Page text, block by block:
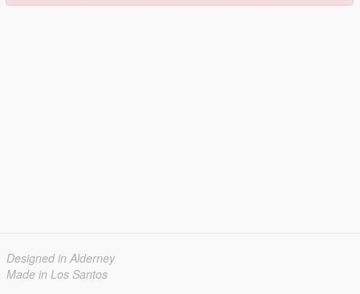
Designed in Alderney
Made in Los Santos